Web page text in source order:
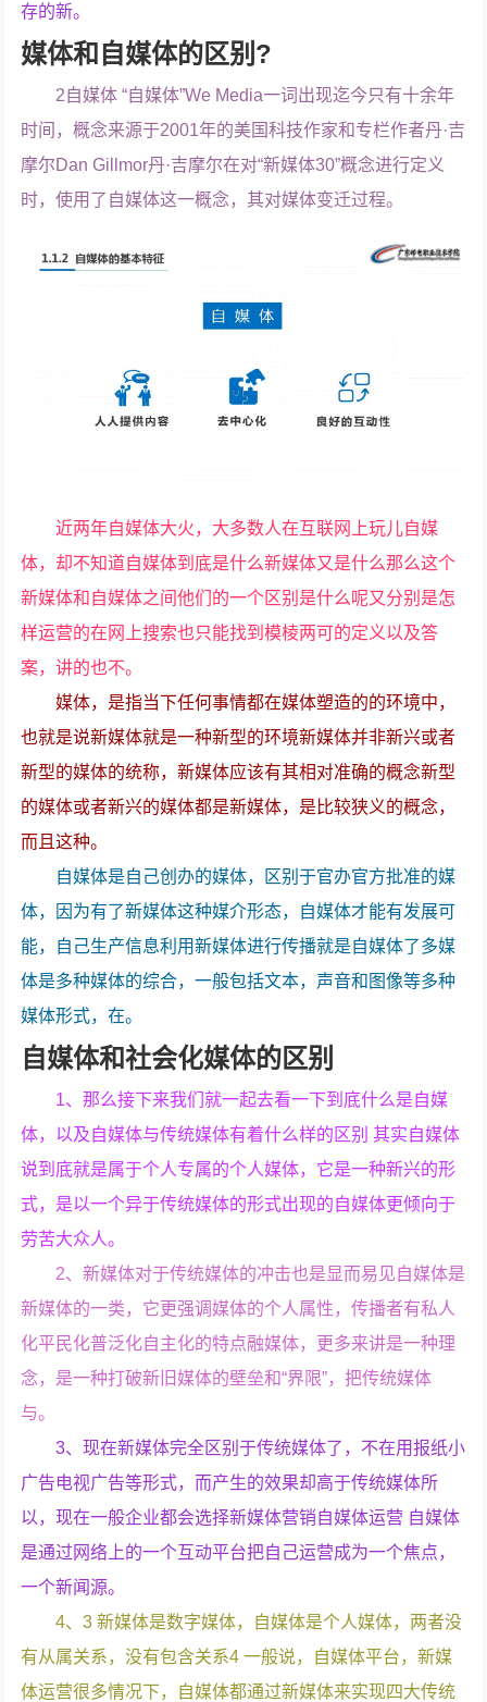
存的新。
媒体和自媒体的区别?
2自媒体 “自媒体”We Media一词出现迄今只有十余年
时间，概念来源于2001年的美国科技作家和专栏作者丹·吉
摩尔Dan Gillmor丹·吉摩尔在对“新媒体30”概念进行定义
时，使用了自媒体这一概念，其对媒体变迁过程。
近两年自媒体大火，大多数人在互联网上玩儿自媒
体，却不知道自媒体到底是什么新媒体又是什么那么这个
新媒体和自媒体之间他们的一个区别是什么呢又分别是怎
样运营的在网上搜索也只能找到模棱两可的定义以及答
案，讲的也不。
媒体，是指当下任何事情都在媒体塑造的的环境中，
也就是说新媒体就是一种新型的环境新媒体并非新兴或者
新型的媒体的统称，新媒体应该有其相对准确的概念新型
的媒体或者新兴的媒体都是新媒体，是比较狭义的概念，
而且这种。
自媒体是自己创办的媒体，区别于官办官方批准的媒
体，因为有了新媒体这种媒介形态，自媒体才能有发展可
能，自己生产信息利用新媒体进行传播就是自媒体了多媒
体是多种媒体的综合，一般包括文本，声音和图像等多种
媒体形式，在。
自媒体和社会化媒体的区别
1、那么接下来我们就一起去看一下到底什么是自媒
体，以及自媒体与传统媒体有着什么样的区别 其实自媒体
说到底就是属于个人专属的个人媒体，它是一种新兴的形
式，是以一个异于传统媒体的形式出现的自媒体更倾向于
劳苦大众人。
2、新媒体对于传统媒体的冲击也是显而易见自媒体是
新媒体的一类，它更强调媒体的个人属性，传播者有私人
化平民化普泛化自主化的特点融媒体，更多来讲是一种理
念，是一种打破新旧媒体的壁垒和“界限”，把传统媒体
与。
3、现在新媒体完全区别于传统媒体了，不在用报纸小
广告电视广告等形式，而产生的效果却高于传统媒体所
以，现在一般企业都会选择新媒体营销自媒体运营 自媒体
是通过网络上的一个互动平台把自己运营成为一个焦点，
一个新闻源。
4、3 新媒体是数字媒体，自媒体是个人媒体，两者没
有从属关系，没有包含关系4 一般说，自媒体平台，新媒
体运营很多情况下，自媒体都通过新媒体来实现四大传统